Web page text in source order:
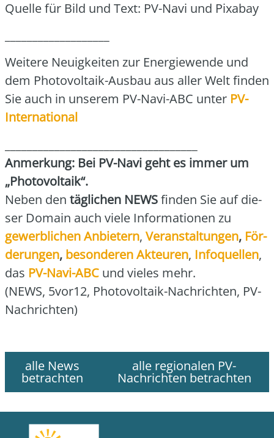
Quel­le für Bild und Text: PV-Navi und Pix­a­bay
Wei­te­re Neu­ig­kei­ten zur Ener­gie­wen­de und
dem Pho­to­vol­ta­ik-Aus­bau aus aller Welt fin­den
Sie auch in unse­rem PV-Navi-ABC unter PV-
Inter­na­tio­nal
Anmer­kung: Bei PV-Navi geht es immer um
„Pho­to­vol­ta­ik“.
Neben den täg­li­chen NEWSfin­den Sie auf die­
ser Domain auch vie­le Infor­ma­tio­nen zu
gewerb­li­chen Anbie­tern, Ver­an­stal­tun­gen, För­
de­run­gen, beson­de­ren Akteu­ren, Info­quel­len,
das PV-Navi-ABC und vie­les mehr.
(NEWS, 5vor12, Pho­to­vol­ta­ik-Nach­rich­ten, PV-
Nach­rich­ten)
alle News
betrachten
alle regionalen PV-
Nachrichten betrachten